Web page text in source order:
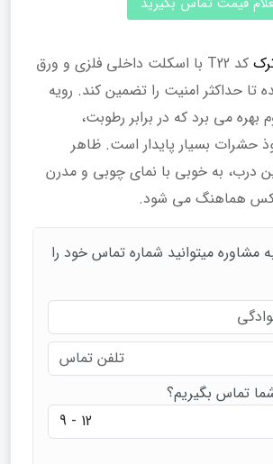
کد T22 با اسکلت داخلی فلزی و ورق
تا حداکثر امنیت را تضمین کند. رویه
بهره می‌ برد که در برابر رطوبت،
حشرات بسیار پایدار است. ظاهر
درب، به‌ خوبی با نمای چوبی و مدرن
هماهنگ می‌ شود.
مشاوره میتوانید شماره تماس خود را
تماس بگیریم؟